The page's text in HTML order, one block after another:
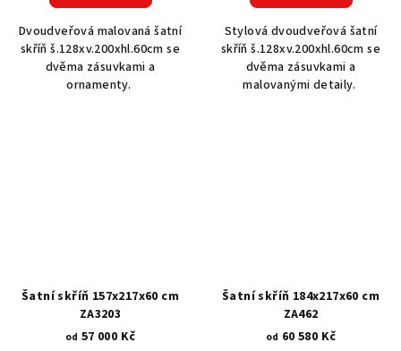
Dvoudveřová malovaná šatní
skříň š.128xv.200xhl.60cm se
dvěma zásuvkami a
ornamenty.
Stylová dvoudveřová šatní
skříň š.128xv.200xhl.60cm se
dvěma zásuvkami a
malovanými detaily.
Šatní skříň 157x217x60 cm
ZA3203
od 57 000 Kč
Šatní skříň 184x217x60 cm
ZA462
od 60 580 Kč